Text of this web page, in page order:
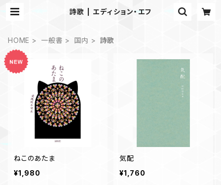
詩歌 | エディション・エフ
HOME 一般書 国内 詩歌
ねこのあたま
¥1,980
気配
¥1,760